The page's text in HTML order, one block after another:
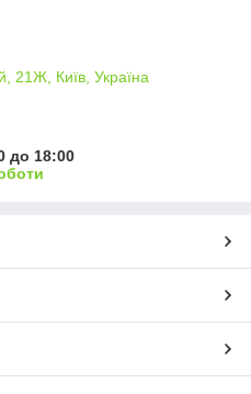
21Ж, Київ, Україна
до 18:00